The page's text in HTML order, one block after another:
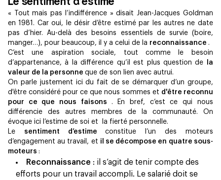
« Tout mais pas l’indifférence » disait Jean-Jacques Goldman
en 1981. Car oui, le désir d’être estimé par les autres ne date
pas d’hier. Au-delà des besoins essentiels de survie (boire,
manger…), pour beaucoup, il y a celui de la reconnaissance .
C’est une aspiration sociale, tout comme le besoin
d’appartenance, à la différence qu’il est plus question de
la
valeur de la personne que de son lien avec autrui.
On parle justement ici du fait de se démarquer d’un groupe,
d'être considéré pour ce que nous sommes et d'être reconnu
pour ce que nous faisons
. En bref, c’est ce qui nous
différencie des autres membres de la communauté. On
évoque ici l’estime de soi et la fierté personnelle.
Le sentiment d’estimeconstitue l’un des moteurs
d’engagement au travail, et il se décompose en quatre sous-
moteurs :
Reconnaissance : il s’agit de tenir compte des
efforts pour un travail accompli. Le salarié doit se